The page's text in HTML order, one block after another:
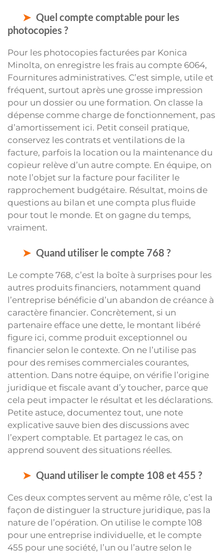
Quel compte comptable pour les
photocopies ?
Pour les photocopies facturées par Konica
Minolta, on enregistre les frais au compte 6064,
Fournitures administratives. C’est simple, utile et
fréquent, surtout après une grosse impression
pour un dossier ou une formation. On classe la
dépense comme charge de fonctionnement, pas
d’amortissement ici. Petit conseil pratique,
conservez les contrats et ventilations de la
facture, parfois la location ou la maintenance du
copieur relève d’un autre compte. En équipe, on
note l’objet sur la facture pour faciliter le
rapprochement budgétaire. Résultat, moins de
questions au bilan et une compta plus fluide
pour tout le monde. Et on gagne du temps,
vraiment.
Quand utiliser le compte 768 ?
Le compte 768, c’est la boîte à surprises pour les
autres produits financiers, notamment quand
l’entreprise bénéficie d’un abandon de créance à
caractère financier. Concrètement, si un
partenaire efface une dette, le montant libéré
figure ici, comme produit exceptionnel ou
financier selon le contexte. On ne l’utilise pas
pour des remises commerciales courantes,
attention. Dans notre équipe, on vérifie l’origine
juridique et fiscale avant d’y toucher, parce que
cela peut impacter le résultat et les déclarations.
Petite astuce, documentez tout, une note
explicative sauve bien des discussions avec
l’expert comptable. Et partagez le cas, on
apprend souvent des situations réelles.
Quand utiliser le compte 108 et 455 ?
Ces deux comptes servent au même rôle, c’est la
façon de distinguer la structure juridique, pas la
nature de l’opération. On utilise le compte 108
pour une entreprise individuelle, et le compte
455 pour une société, l’un ou l’autre selon le